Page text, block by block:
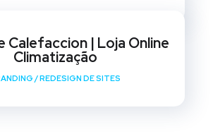
Calefaccion | Loja Online
Climatização
/REDESIGN DE SITES